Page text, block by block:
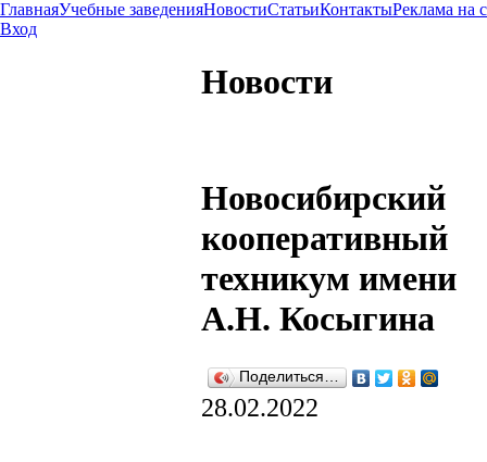
ГлавнаяУчебные заведенияНовостиСтатьиКонтактыРеклама на
Вход
Новости
Новосибирский
кооперативный
техникум имени
А.Н. Косыгина
Поделиться…
28.02.2022